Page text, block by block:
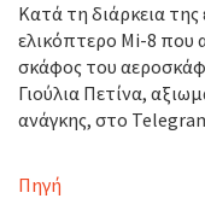
Κατά τη διάρκεια
ελικόπτερο Mi-8 που
σκάφος του
Γιούλια Πετίνα,
ανάγκης, στο
Πηγή